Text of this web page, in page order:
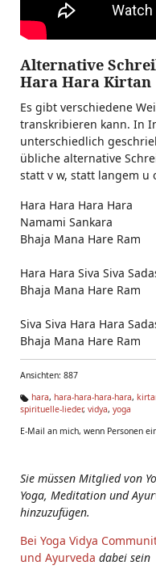
Alternative
Hara Hara Kirtan
Es gibt verschiedene
transkribieren kann. In
unterschiedlich
übliche alternative
statt v w, statt langem u
Hara Hara Hara Hara
Namami Sankara
Bhaja Mana Hare Ram
Hara Hara Siva Siva
Bhaja Mana Hare Ram
Siva Siva Hara Hara
Bhaja Mana Hare Ram
Ansichten: 887
Ta
s:
hara, hara-hara-hara-hara,
spirituelle-lieder, vidya, yoga
E-Mail an mich, wenn Personen
Sie müssen Mitglied von
Yoga, Meditation und
hinzuzufügen.
Bei Yoga Vidya
und Ayurveda dabei sein